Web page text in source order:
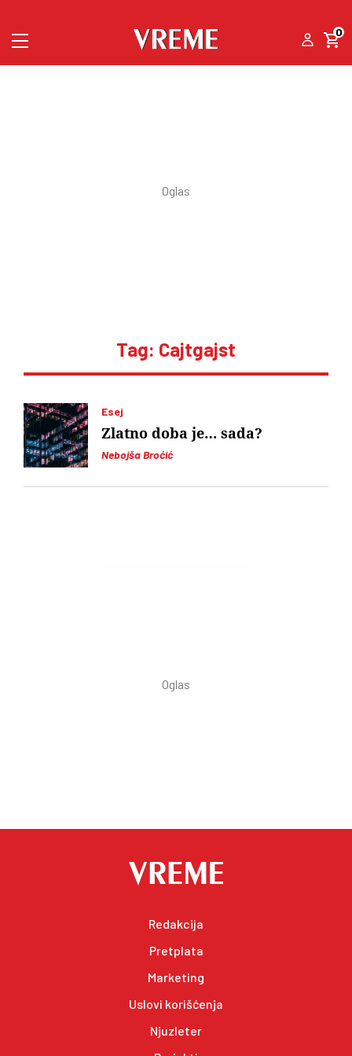
0
Tag: Cajtgajst
Esej
Nebojša Broćić
Zlatno doba je… sada?
Redakcija
Pretplata
Marketing
Uslovi korišćenja
Njuzleter